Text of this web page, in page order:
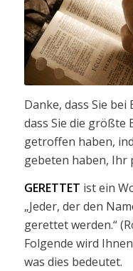
Danke, dass Sie
dass Sie die größte
getroffen haben,
gebeten haben, Ihr
GERETTET ist ein
„Jeder, der den
gerettet werden.“
Folgende wird
was dies bedeutet.